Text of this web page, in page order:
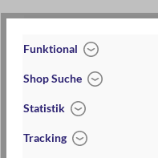
EAN / ISBN
Warengruppe
Lieferzeit
Funktional
Shop Suche
Statistik
Tracking